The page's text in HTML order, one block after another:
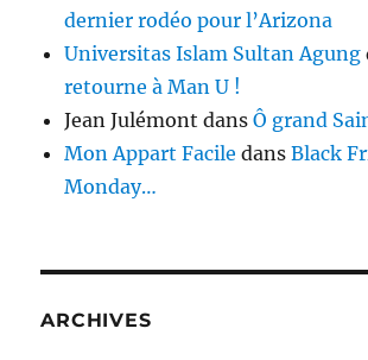
dernier rodéo pour l’Arizona
Universitas Islam Sultan Agung
retourne à Man U !
Jean Julémont dansÔ grand
Mon Appart Facile dansBlack
Monday…
ARCHIVES